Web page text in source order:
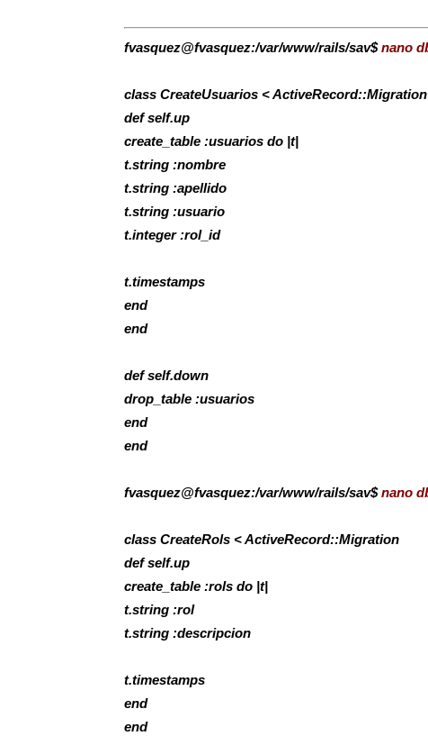
fvasquez@fvasquez:/var/www/rails/sav$ nano
class CreateUsuarios < ActiveRecord::Migration
def self.up
create_table :usuarios do |t|
t.string :nombre
t.string :apellido
t.string :usuario
t.integer :rol_id
t.timestamps
end
end
def self.down
drop_table :usuarios
end
end
fvasquez@fvasquez:/var/www/rails/sav$nano
class CreateRols < ActiveRecord::Migration
def self.up
create_table :rols do |t|
t.string :rol
t.string :descripcion
t.timestamps
end
end